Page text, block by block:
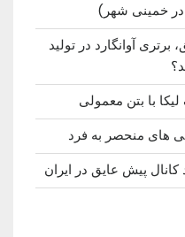
خمینی ‌شهر)
آوانگارد در تولید
با بتن معمولی
های منحصر به فرد
پیش عایق در ایران